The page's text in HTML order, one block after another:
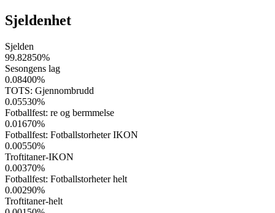
Sjeldenhet
Sjelden
99.82850%
Sesongens lag
0.08400%
TOTS: Gjennombrudd
0.05530%
Fotballfest: re og bermmelse
0.01670%
Fotballfest: Fotballstorheter IKON
0.00550%
Troftitaner-IKON
0.00370%
Fotballfest: Fotballstorheter helt
0.00290%
Troftitaner-helt